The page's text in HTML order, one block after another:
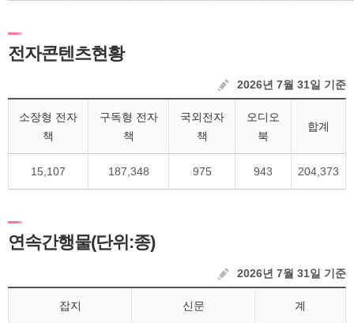
전자콘텐츠현황
2026년 7월 31일 기준
소장형 전자
책
구독형 전자
책
국외전자
책
오디오
북
합계
15,107 187,348 975 943 204,373
연속간행물(단위:종)
2026년 7월 31일 기준
잡지 신문 계